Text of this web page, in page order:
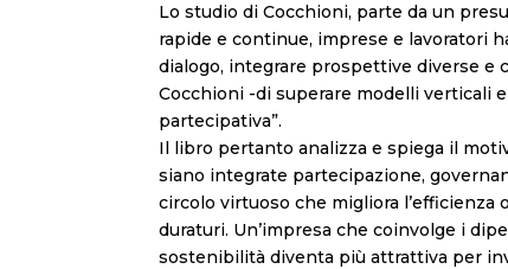
Lo studio di Cocchioni, parte da un
rapide e continue, imprese e lavoratori
dialogo, integrare prospettive diverse e
Cocchioni -di superare modelli verticali
partecipativa”.
Il libro pertanto analizza e spiega il
siano integrate partecipazione,
circolo virtuoso che migliora l’efficienza
duraturi. Un’impresa che coinvolge i
sostenibilità diventa più attrattiva per